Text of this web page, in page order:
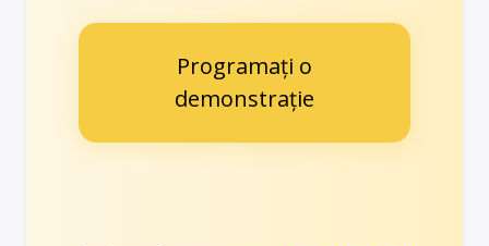
Programați o
demonstrație